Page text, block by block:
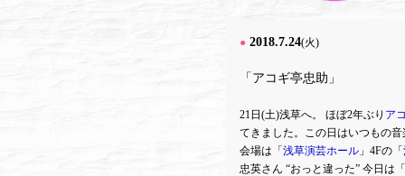
● 2018.7.24(火)
「アコギ亭忠助」
21日(土)浅草へ。 ほぼ2年ぶり ア
てきました。この日はいつもの
会場は「 浅草演芸ホール 」4Fの「
忠英さん “おっと違った” 今日は